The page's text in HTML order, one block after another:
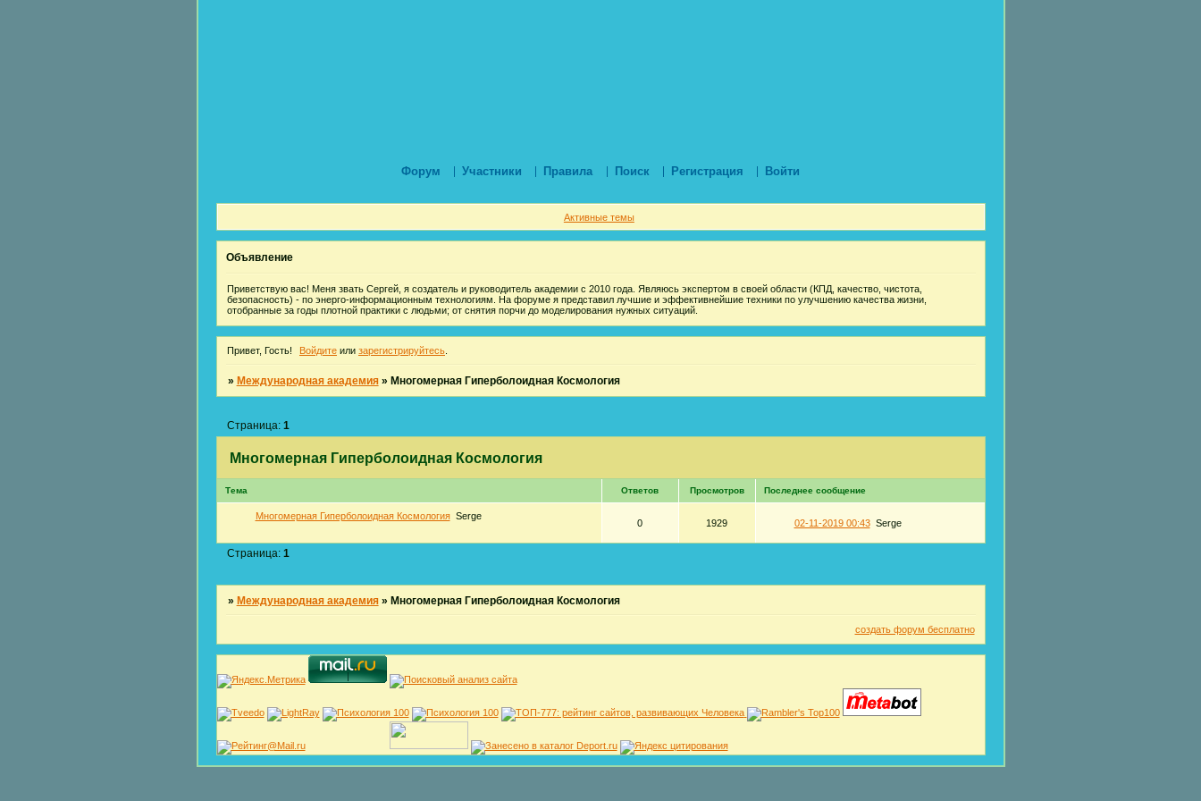
Форум Участники Правила Поиск Регистрация Войти
Активные темы
Объявление
Приветствую вас! Меня звать Сергей, я создатель и руководитель академии с 2010 года. Являюсь экспертом в своей области (КПД, качество, чистота,
безопасность) - по энерго-информационным технологиям. На форуме я представил лучшие и эффективнейшие техники по улучшению качества жизни,
отобранные за годы плотной практики с людьми; от снятия порчи до моделирования нужных ситуаций.
Привет, Гость! Войдите или зарегистрируйтесь
» Международная академия » Многомерная Гиперболоидная Космология
Многомерная Гиперболоидная Космология
Страница: 1
Тема Ответов Просмотров Последнее сообщение
Многомерная Гиперболоидная Космология Serge
0 1929 02-11-2019 00:43 Serge
Страница: 1
» Международная академия » Многомерная Гиперболоидная Космология
создать форум бесплатно